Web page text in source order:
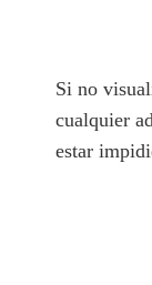
Si no
cualquier
estar